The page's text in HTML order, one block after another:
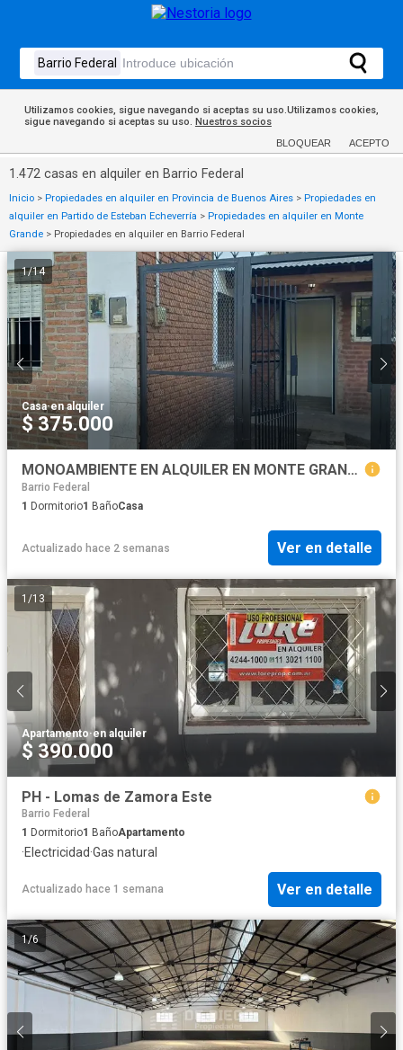
Utilizamos cookies, sigue navegando si aceptas su uso.Utilizamos cookies,
sigue navegando si aceptas su uso. Nuestros socios
BLOQUEAR ACEPTO
1.472 casas en alquiler en Barrio Federal
Inicio > Propiedades en alquiler en Provincia de Buenos Aires > Propiedades en
alquiler en Partido de Esteban Echeverría > Propiedades en alquiler en Monte
Grande > Propiedades en alquiler en Barrio Federal
1/14
Casa·en alquiler
$ 375.000
MONOAMBIENTE EN ALQUILER EN MONTE GRANDE CON PATIO
Barrio Federal
1 Dormitorio1 BañoCasa
Actualizado hace 2 semanas Ver en detalle
1 /13
Apartamento·en alquiler
$ 390.000
PH - Lomas de Zamora Este
Barrio Federal
1 Dormitorio1 BañoApartamento
·Electricidad·Gas natural
Actualizado hace 1 semana Ver en detalle
1/6